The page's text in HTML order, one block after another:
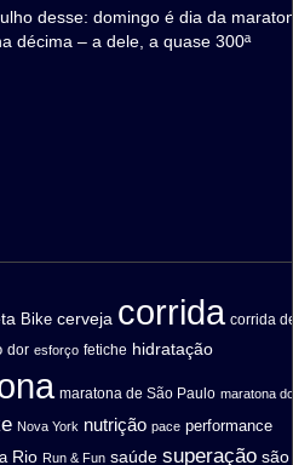
desse: domingo é dia da
décima – a dele, a quase 300ª
Bike cerveja corrida corrida
dor esforço fetiche hidratação
maratona de São Paulo maratona
Nova York nutrição pace performance
Rio Run & Fun saúde superação são